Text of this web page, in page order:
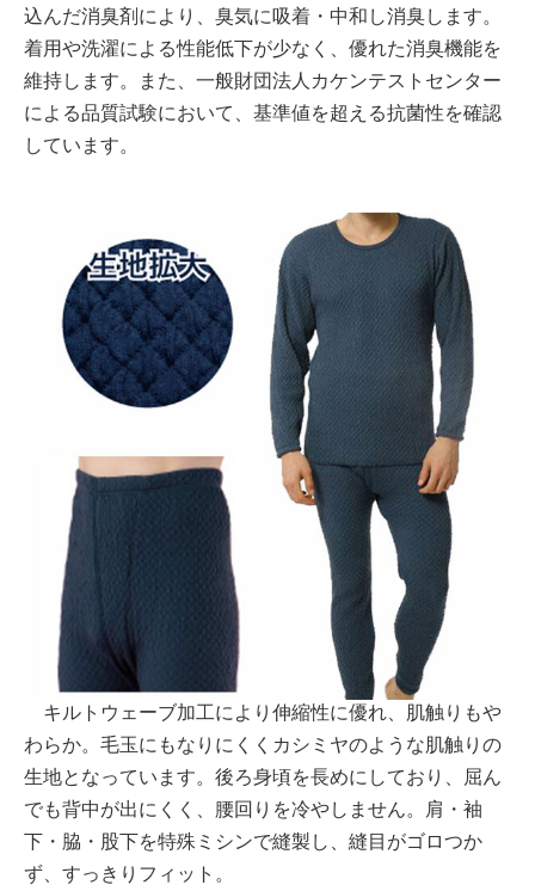
込んだ消臭剤により、臭気に吸着・中和し消臭します。
着用や洗濯による性能低下が少なく、優れた消臭機能を
維持します。また、一般財団法人カケンテストセンター
による品質試験において、基準値を超える抗菌性を確認
しています。
キルトウェーブ加工により伸縮性に優れ、肌触りもや
わらか。毛玉にもなりにくくカシミヤのような肌触りの
生地となっています。後ろ身頃を長めにしており、屈ん
でも背中が出にくく、腰回りを冷やしません。肩・袖
下・脇・股下を特殊ミシンで縫製し、縫目がゴロつか
ず、すっきりフィット。